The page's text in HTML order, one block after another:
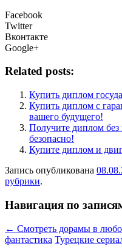
Facebook
Twitter
Вконтакте
Google+
Related posts:
Купить диплом
Купить диплом с
вашего будущего!
Получите диплом без
безопасно!
Купите диплом и
Запись опубликована
рубрики.
Навигация по
← Смотреть дорамы в
фантастика Турецкие